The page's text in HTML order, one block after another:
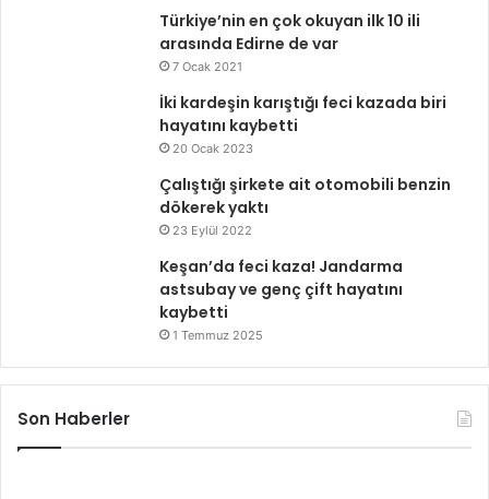
Türkiye’nin en çok okuyan ilk 10 ili
arasında Edirne de var
7 Ocak 2021
İki kardeşin karıştığı feci kazada biri
hayatını kaybetti
20 Ocak 2023
Çalıştığı şirkete ait otomobili benzin
dökerek yaktı
23 Eylül 2022
Keşan’da feci kaza! Jandarma
astsubay ve genç çift hayatını
kaybetti
1 Temmuz 2025
Son Haberler